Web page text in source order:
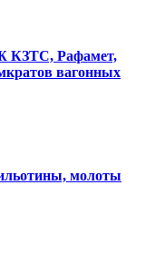
КЗТС, Рафамет,
вагонных
молоты